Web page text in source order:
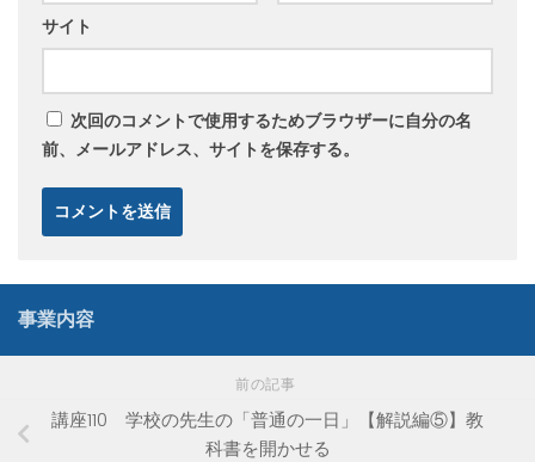
サイト
次回のコメントで使用するためブラウザーに自分の名
前、メールアドレス、サイトを保存する。
事業内容
前の記事
講座110 学校の先生の「普通の一日」【解説編⑤】教
科書を開かせる